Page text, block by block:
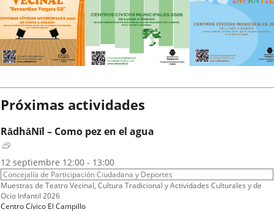
Próximas actividades
RādhāNīl – Como pez en el agua
Fechas
del
evento
12 septiembre 2026
12:00 - 13:00
Organizador
de
actividad
Concejalía de Participación Ciudadana y Deportes
Programa
Muestras de Teatro Vecinal, Cultura Tradicional y Actividades Culturales y de
Ocio Infantil 2026
Espacio
Centro Cívico El Campillo